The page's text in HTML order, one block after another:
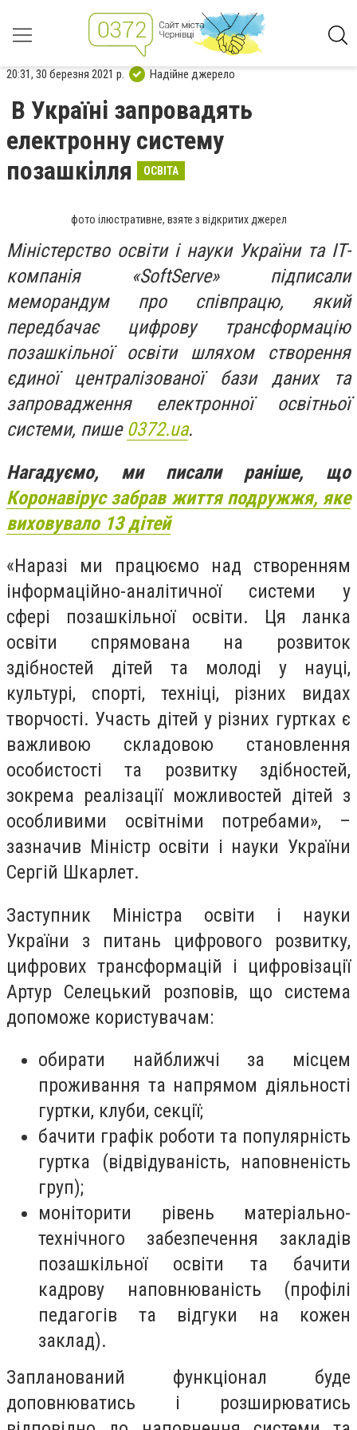
20:31, 30 березня 2021 р. Надійне джерело
В Україні запровадять
електронну систему
позашкілля
ОСВІТА
фото ілюстративне, взяте з відкритих джерел
Міністерство освіти і науки України та ІТ-
компанія «SoftServe» підписали
меморандум про співпрацю, який
передбачає цифрову трансформацію
позашкільної освіти шляхом створення
єдиної централізованої бази даних та
запровадження електронної освітньої
системи, пише 0372.ua.
Нагадуємо, ми писали раніше, що
Коронавірус забрав життя подружжя, яке
виховувало 13 дітей
«Наразі ми працюємо над створенням
інформаційно-аналітичної системи у
сфері позашкільної освіти. Ця ланка
освіти спрямована на розвиток
здібностей дітей та молоді у науці,
культурі, спорті, техніці, різних видах
творчості. Участь дітей у різних гуртках є
важливою складовою становлення
особистості та розвитку здібностей,
зокрема реалізації можливостей дітей з
особливими освітніми потребами», –
зазначив Міністр освіти і науки України
Сергій Шкарлет.
Заступник Міністра освіти і науки
України з питань цифрового розвитку,
цифрових трансформацій і цифровізації
Артур Селецький розповів, що система
допоможе користувачам:
обирати найближчі за місцем
проживання та напрямом діяльності
гуртки, клуби, секції;
бачити графік роботи та популярність
гуртка (відвідуваність, наповненість
груп);
моніторити рівень матеріально-
технічного забезпечення закладів
позашкільної освіти та бачити
кадрову наповнюваність (профілі
педагогів та відгуки на кожен
заклад).
Запланований функціонал буде
доповнюватись і розширюватись